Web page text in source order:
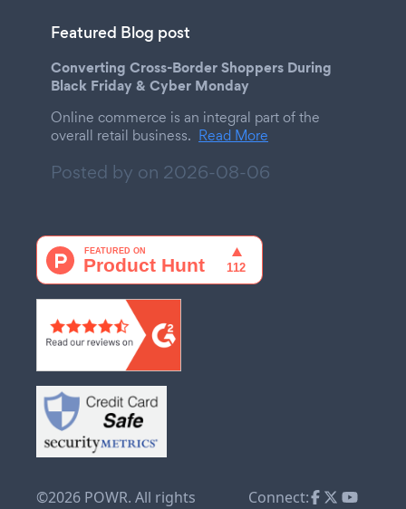
Featured Blog post
Converting Cross-Border Shoppers During
Black Friday & Cyber Monday
Online commerce is an integral part of the
overall retail business. Read More
Posted by on 2026-08-06
©2026 POWR. All rights
Connect: